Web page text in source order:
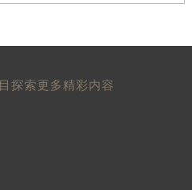
探索更多精彩内容